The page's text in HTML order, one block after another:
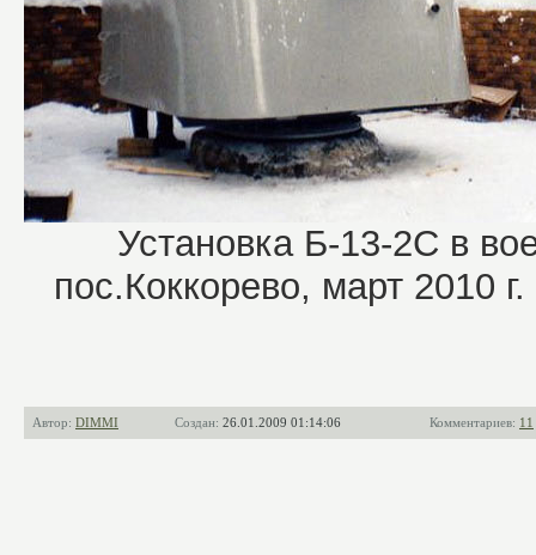
Установка Б-13-2С в
пос.Коккорево, март 2010 г.
Автор: DIMMI Создан: 26.01.2009 01:14:06 Комментариев: 11